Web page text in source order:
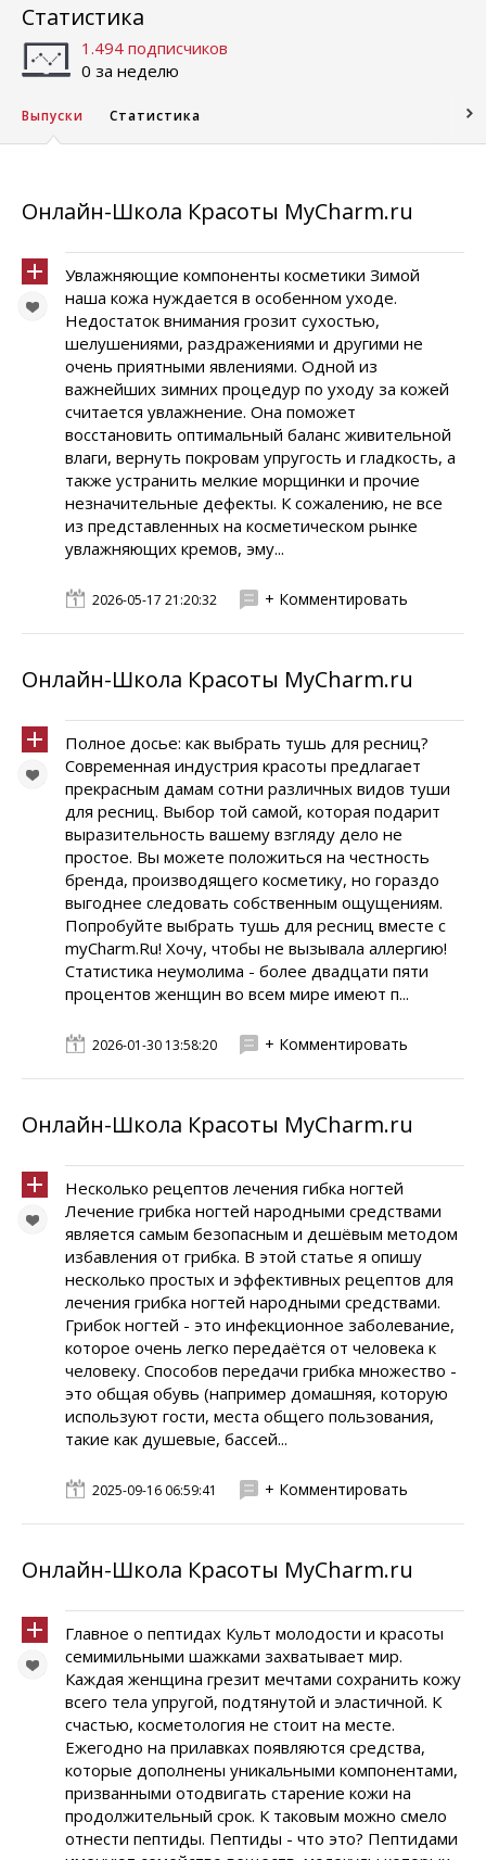
Статистика
1.494 подписчиков
0 за неделю
Выпуски Статистика
Онлайн-Школа Красоты MyCharm.ru
Увлажняющие компоненты косметики Зимой
наша кожа нуждается в особенном уходе.
Недостаток внимания грозит сухостью,
шелушениями, раздражениями и другими не
очень приятными явлениями. Одной из
важнейших зимних процедур по уходу за кожей
считается увлажнение. Она поможет
восстановить оптимальный баланс живительной
влаги, вернуть покровам упругость и гладкость, а
также устранить мелкие морщинки и прочие
незначительные дефекты. К сожалению, не все
из представленных на косметическом рынке
увлажняющих кремов, эму...
2026-05-17 21:20:32 + Комментировать
Онлайн-Школа Красоты MyCharm.ru
Полное досье: как выбрать тушь для ресниц?
Современная индустрия красоты предлагает
прекрасным дамам сотни различных видов туши
для ресниц. Выбор той самой, которая подарит
выразительность вашему взгляду дело не
простое. Вы можете положиться на честность
бренда, производящего косметику, но гораздо
выгоднее следовать собственным ощущениям.
Попробуйте выбрать тушь для ресниц вместе с
myCharm.Ru! Хочу, чтобы не вызывала аллергию!
Статистика неумолима - более двадцати пяти
процентов женщин во всем мире имеют п...
2026-01-30 13:58:20 + Комментировать
Онлайн-Школа Красоты MyCharm.ru
Несколько рецептов лечения гибка ногтей
Лечение грибка ногтей народными средствами
является самым безопасным и дешёвым методом
избавления от грибка. В этой статье я опишу
несколько простых и эффективных рецептов для
лечения грибка ногтей народными средствами.
Грибок ногтей - это инфекционное заболевание,
которое очень легко передаётся от человека к
человеку. Способов передачи грибка множество -
это общая обувь (например домашняя, которую
используют гости, места общего пользования,
такие как душевые, бассей...
2025-09-16 06:59:41 + Комментировать
Онлайн-Школа Красоты MyCharm.ru
Главное о пептидах Культ молодости и красоты
семимильными шажками захватывает мир.
Каждая женщина грезит мечтами сохранить кожу
всего тела упругой, подтянутой и эластичной. К
счастью, косметология не стоит на месте.
Ежегодно на прилавках появляются средства,
которые дополнены уникальными компонентами,
призванными отодвигать старение кожи на
продолжительный срок. К таковым можно смело
отнести пептиды. Пептиды - что это? Пептидами